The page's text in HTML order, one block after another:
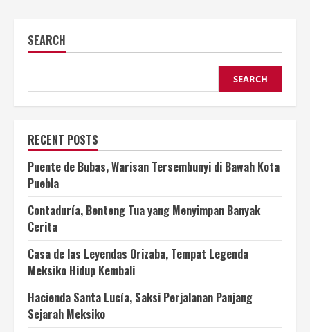
SEARCH
SEARCH
RECENT POSTS
Puente de Bubas, Warisan Tersembunyi di Bawah Kota
Puebla
Contaduría, Benteng Tua yang Menyimpan Banyak
Cerita
Casa de las Leyendas Orizaba, Tempat Legenda
Meksiko Hidup Kembali
Hacienda Santa Lucía, Saksi Perjalanan Panjang
Sejarah Meksiko